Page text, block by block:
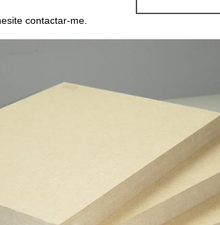
contactar-me.